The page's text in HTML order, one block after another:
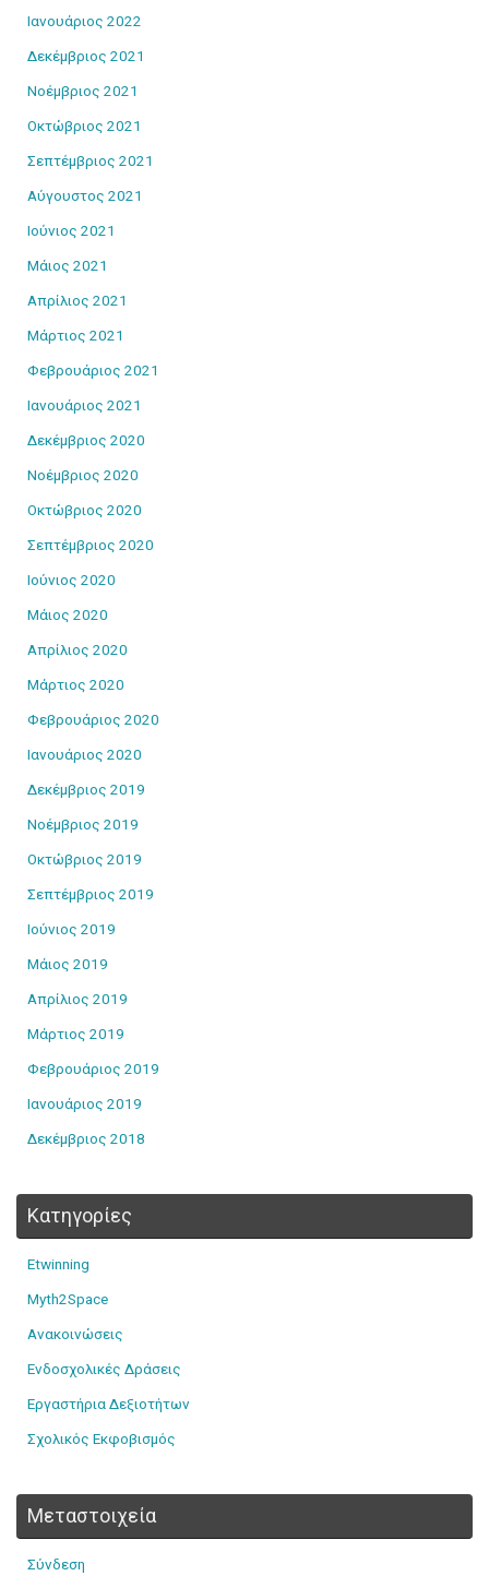
Ιανουάριος 2022
Δεκέμβριος 2021
Νοέμβριος 2021
Οκτώβριος 2021
Σεπτέμβριος 2021
Αύγουστος 2021
Ιούνιος 2021
Μάιος 2021
Απρίλιος 2021
Μάρτιος 2021
Φεβρουάριος 2021
Ιανουάριος 2021
Δεκέμβριος 2020
Νοέμβριος 2020
Οκτώβριος 2020
Σεπτέμβριος 2020
Ιούνιος 2020
Μάιος 2020
Απρίλιος 2020
Μάρτιος 2020
Φεβρουάριος 2020
Ιανουάριος 2020
Δεκέμβριος 2019
Νοέμβριος 2019
Οκτώβριος 2019
Σεπτέμβριος 2019
Ιούνιος 2019
Μάιος 2019
Απρίλιος 2019
Μάρτιος 2019
Φεβρουάριος 2019
Ιανουάριος 2019
Δεκέμβριος 2018
Kατηγορίες
Etwinning
Myth2Space
Ανακοινώσεις
Ενδοσχολικές Δράσεις
Εργαστήρια Δεξιοτήτων
Σχολικός Εκφοβισμός
Μεταστοιχεία
Σύνδεση